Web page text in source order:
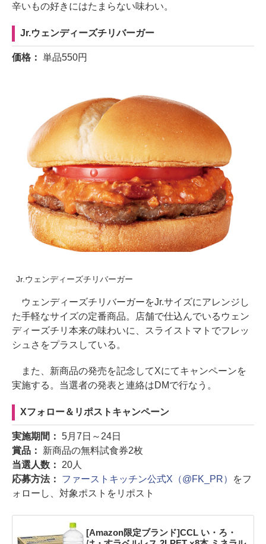
辛いもの好きにはたまらない味わい。
Jr.ウェンディーズチリバーガー
価格： 単品550円
Jr.ウェンディーズチリバーガー
ウェンディーズチリバーガーをJr.サイズにアレンジし
た手軽なサイズの定番商品。店舗で仕込んでいるウェン
ディーズチリ本来の味わいに、スライストマトでフレッ
シュさをプラスしている。
また、新商品の発売を記念してXにてキャンペーンを
実施する。当選者の発表と連絡はDMで行なう。
Xフォロー＆リポストキャンペーン
実施期間： 5月7日～24日
賞品： 新商品の無料試食券2枚
当選人数： 20人
応募方法： ファーストキッチン公式X（@FK_PR）
をフ
ォローし、対象ポストをリポスト
[Amazon限定ブランド]CCL い・ろ・